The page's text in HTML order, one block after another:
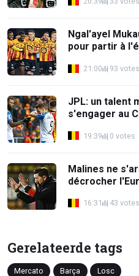
Ngal'ayel
pour partir à
21:00 93 votes
JPL: un talent
s'engager au
19:39 0 votes
Malines ne
décrocher
16:31 43 votes
Gerelateerde tags
Mercato Barça Losc